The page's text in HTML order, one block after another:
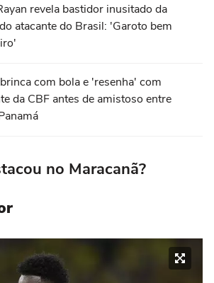
revela bastidor inusitado da
atacante do Brasil: 'Garoto bem
com bola e 'resenha' com
da CBF antes de amistoso entre
no Maracanã?